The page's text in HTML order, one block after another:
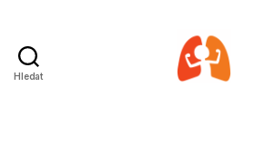
Hledat